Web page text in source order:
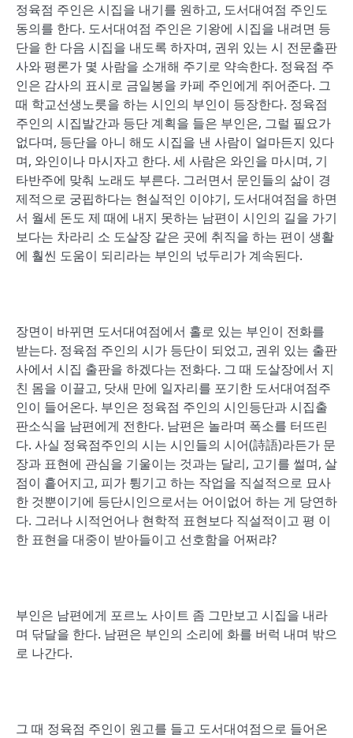
정육점 주인은 시집을 내기를 원하고, 도서대여점 주인도
동의를 한다. 도서대여점 주인은 기왕에 시집을 내려면 등
단을 한 다음 시집을 내도록 하자며, 권위 있는 시 전문출판
사와 평론가 몇 사람을 소개해 주기로 약속한다. 정육점 주
인은 감사의 표시로 금일봉을 카페 주인에게 쥐어준다. 그
때 학교선생노릇을 하는 시인의 부인이 등장한다. 정육점
주인의 시집발간과 등단 계획을 들은 부인은, 그럴 필요가
없다며, 등단을 아니 해도 시집을 낸 사람이 얼마든지 있다
며, 와인이나 마시자고 한다. 세 사람은 와인을 마시며, 기
타반주에 맞춰 노래도 부른다. 그러면서 문인들의 삶이 경
제적으로 궁핍하다는 현실적인 이야기, 도서대여점을 하면
서 월세 돈도 제 때에 내지 못하는 남편이 시인의 길을 가기
보다는 차라리 소 도살장 같은 곳에 취직을 하는 편이 생활
에 훨씬 도움이 되리라는 부인의 넋두리가 계속된다.
장면이 바뀌면 도서대여점에서 홀로 있는 부인이 전화를
받는다. 정육점 주인의 시가 등단이 되었고, 권위 있는 출판
사에서 시집 출판을 하겠다는 전화다. 그 때 도살장에서 지
친 몸을 이끌고, 닷새 만에 일자리를 포기한 도서대여점주
인이 들어온다. 부인은 정육점 주인의 시인등단과 시집출
판소식을 남편에게 전한다. 남편은 놀라며 폭소를 터뜨린
다. 사실 정육점주인의 시는 시인들의 시어(詩語)라든가 문
장과 표현에 관심을 기울이는 것과는 달리, 고기를 썰며, 살
점이 흩어지고, 피가 튕기고 하는 작업을 직설적으로 묘사
한 것뿐이기에 등단시인으로서는 어이없어 하는 게 당연하
다. 그러나 시적언어나 현학적 표현보다 직설적이고 평 이
한 표현을 대중이 받아들이고 선호함을 어쩌랴?
부인은 남편에게 포르노 사이트 좀 그만보고 시집을 내라
며 닦달을 한다. 남편은 부인의 소리에 화를 버럭 내며 밖으
로 나간다.
그 때 정육점 주인이 원고를 들고 도서대여점으로 들어온